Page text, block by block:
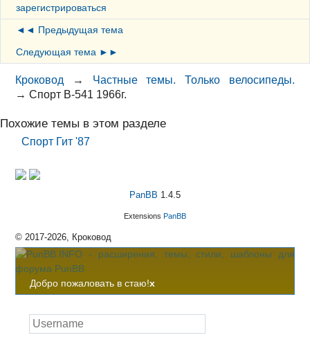
зарегистрироваться
◄◄ Предыдущая тема
Следующая тема ►►
Кроковод → Частные темы. Только велосипеды.
→Спорт В-541 1966г.
Похожие темы в этом разделе
Спорт Гит '87
PanBB 1.4.5
Extensions PanBB
© 2017-2026, Кроковод
Добро пожаловать в стаю!x